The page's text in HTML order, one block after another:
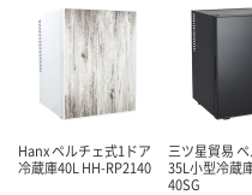
Hanx ペルチェ式1ドア
冷蔵庫40L HH-RP2140
三ツ星貿易
35L小型冷蔵
40SG